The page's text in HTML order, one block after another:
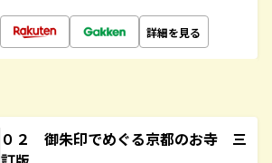
詳細を見る
０２ 御朱印でめぐる京都のお寺 三